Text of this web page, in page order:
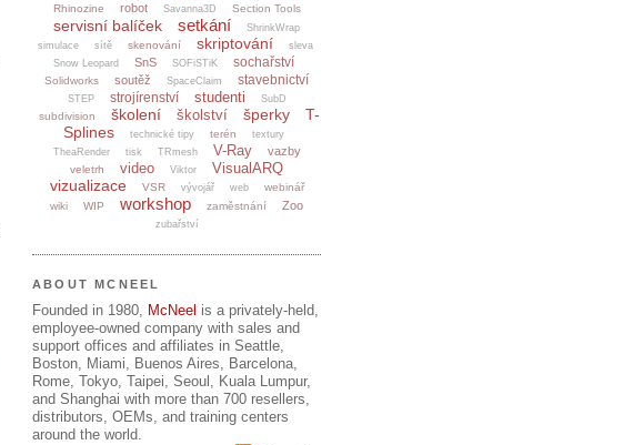
Rhinozine robot Savanna3D Section Tools
servisní balíček setkání
ShrinkWrap
simulace
sítě skenování skriptování
sleva
Snow Leopard
SnS SOFiSTiK sochařství
Solidworks soutěž SpaceClaim stavebnictví
STEP strojírenství studenti SubD
subdivision školení školství šperky
T-
Splines
technické tipy terén
textury
TheaRender
tisk TRmesh V-Ray vazby
veletrh video Viktor VisualARQ
vizualizace VSR vývojář web
webinář
wiki
WIP workshop zaměstnání Zoo
zubařství
ABOUT MCNEEL
Founded in 1980, McNeel is a privately-held,
employee-owned company with sales and
support offices and affiliates in Seattle,
Boston, Miami, Buenos Aires, Barcelona,
Rome, Tokyo, Taipei, Seoul, Kuala Lumpur,
and Shanghai with more than 700 resellers,
distributors, OEMs, and training centers
around the world.